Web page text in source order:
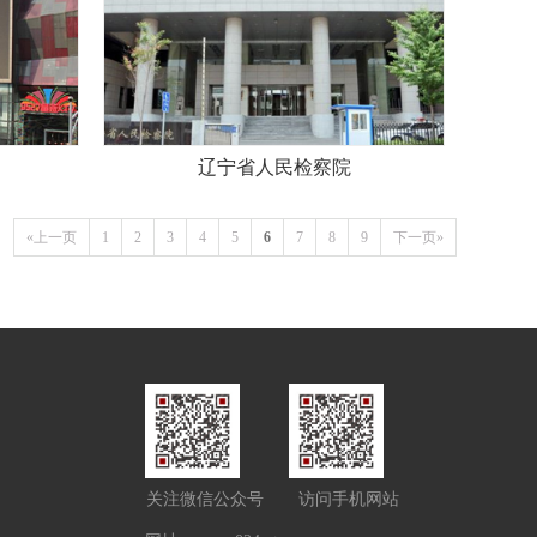
辽宁省人民检察院
«上一页 1 2 3 4 5 6 7 8 9 下一页»
关注微信公众号 访问手机网站